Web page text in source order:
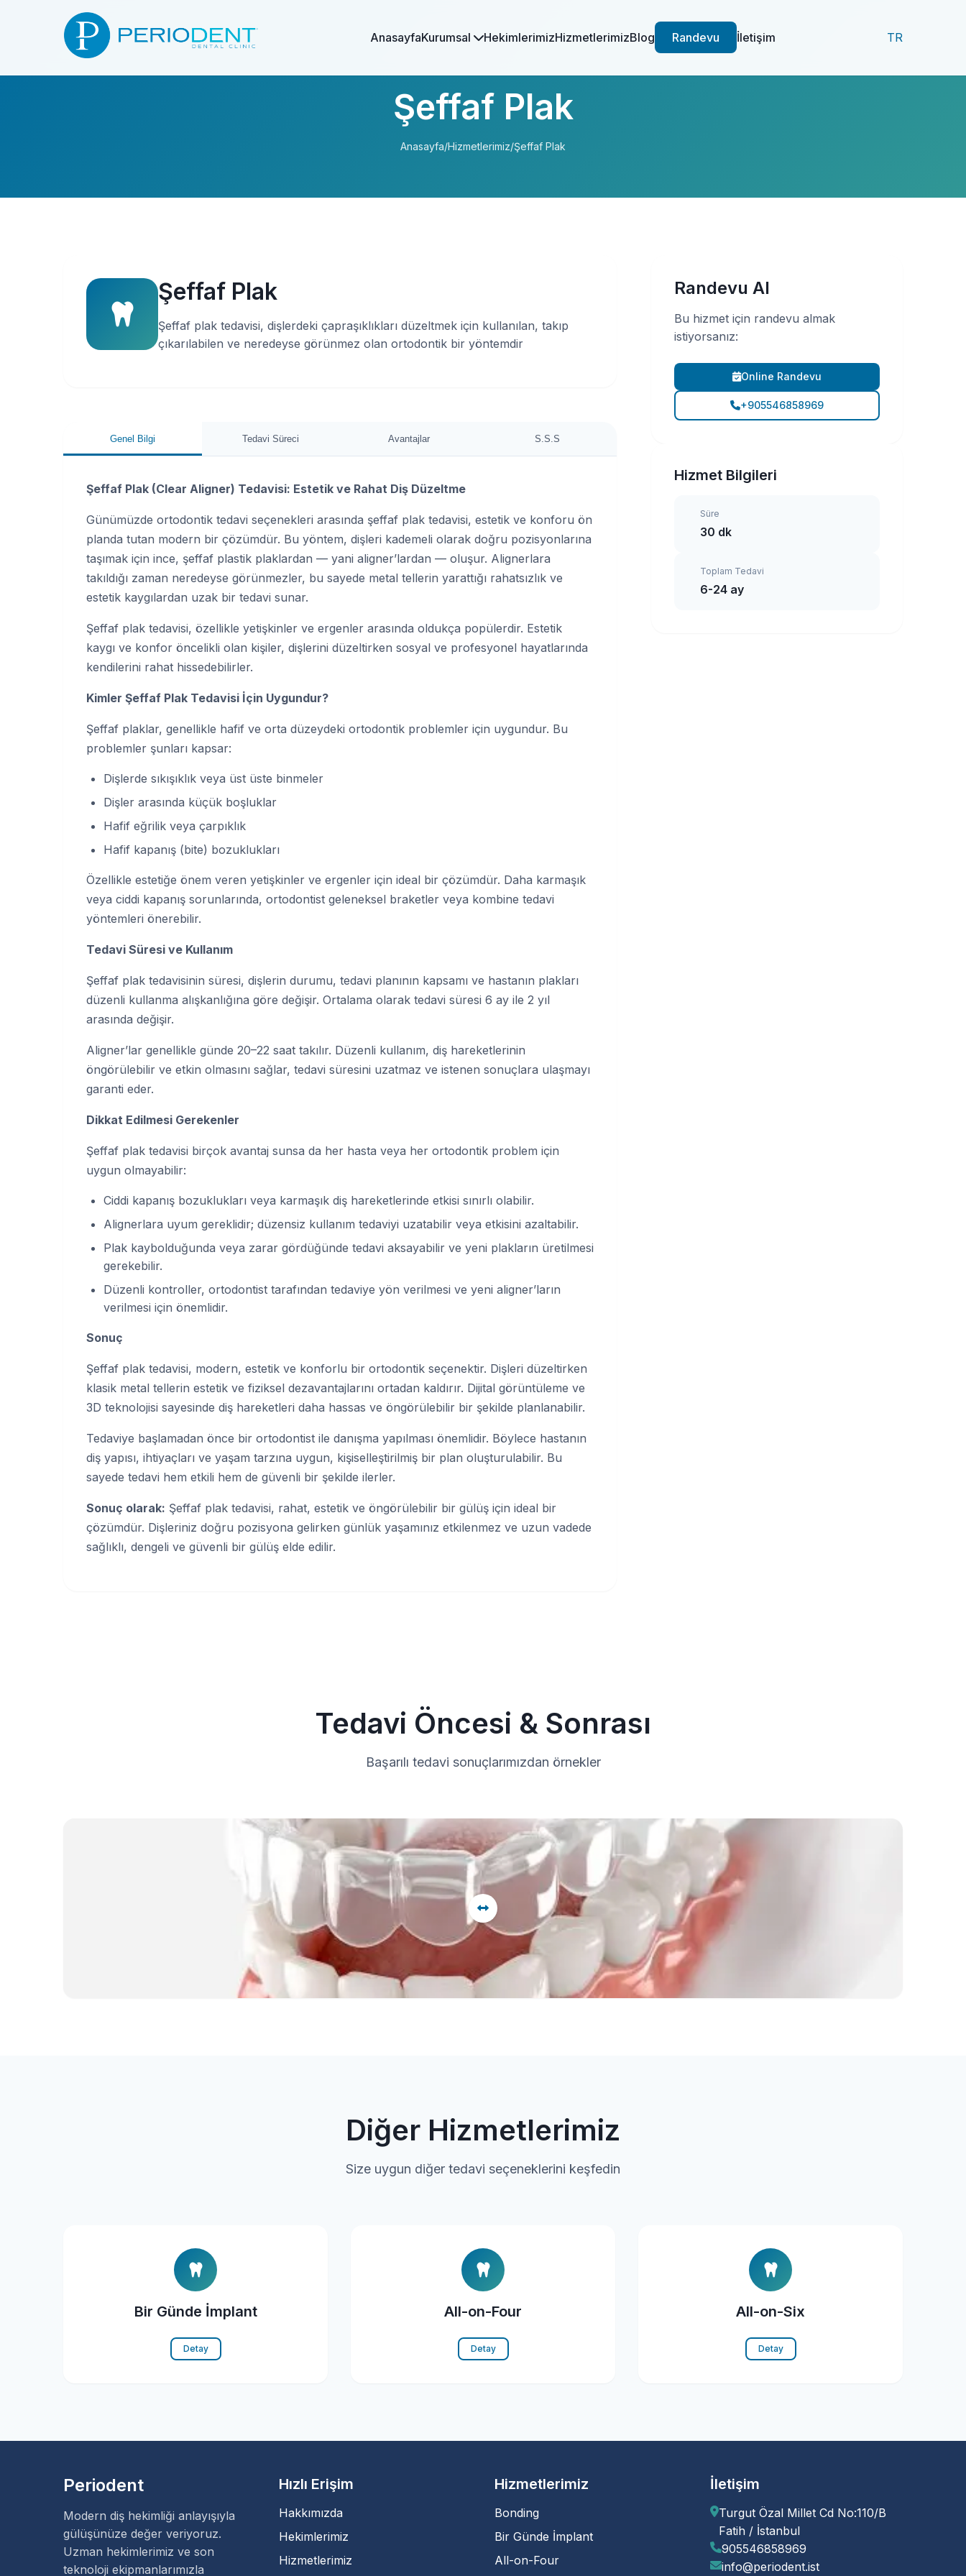
AnasayfaKurumsal HekimlerimizHizmetlerimizBlog Randevu İletişim TR
Şeffaf Plak
Anasayfa/Hizmetlerimiz/Şeffaf Plak
Şeffaf Plak
Şeffaf plak tedavisi, dişlerdeki çapraşıklıkları düzeltmek için kullanılan, takıp
çıkarılabilen ve neredeyse görünmez olan ortodontik bir yöntemdir
Genel Bilgi Tedavi Süreci Avantajlar S.S.S
Şeffaf Plak (Clear Aligner) Tedavisi: Estetik ve Rahat Diş Düzeltme
Günümüzde ortodontik tedavi seçenekleri arasında şeffaf plak tedavisi, estetik ve konforu ön
planda tutan modern bir çözümdür. Bu yöntem, dişleri kademeli olarak doğru pozisyonlarına
taşımak için ince, şeffaf plastik plaklardan — yani aligner’lardan — oluşur. Alignerlara
takıldığı zaman neredeyse görünmezler, bu sayede metal tellerin yarattığı rahatsızlık ve
estetik kaygılardan uzak bir tedavi sunar.
Şeffaf plak tedavisi, özellikle yetişkinler ve ergenler arasında oldukça popülerdir. Estetik
kaygı ve konfor öncelikli olan kişiler, dişlerini düzeltirken sosyal ve profesyonel hayatlarında
kendilerini rahat hissedebilirler.
Kimler Şeffaf Plak Tedavisi İçin Uygundur?
Şeffaf plaklar, genellikle hafif ve orta düzeydeki ortodontik problemler için uygundur. Bu
problemler şunları kapsar:
Dişlerde sıkışıklık veya üst üste binmeler
Dişler arasında küçük boşluklar
Hafif eğrilik veya çarpıklık
Hafif kapanış (bite) bozuklukları
Özellikle estetiğe önem veren yetişkinler ve ergenler için ideal bir çözümdür. Daha karmaşık
veya ciddi kapanış sorunlarında, ortodontist geleneksel braketler veya kombine tedavi
yöntemleri önerebilir.
Tedavi Süresi ve Kullanım
Şeffaf plak tedavisinin süresi, dişlerin durumu, tedavi planının kapsamı ve hastanın plakları
düzenli kullanma alışkanlığına göre değişir. Ortalama olarak tedavi süresi 6 ay ile 2 yıl
arasında değişir.
Aligner’lar genellikle günde 20–22 saat takılır. Düzenli kullanım, diş hareketlerinin
öngörülebilir ve etkin olmasını sağlar, tedavi süresini uzatmaz ve istenen sonuçlara ulaşmayı
garanti eder.
Dikkat Edilmesi Gerekenler
Şeffaf plak tedavisi birçok avantaj sunsa da her hasta veya her ortodontik problem için
uygun olmayabilir:
Ciddi kapanış bozuklukları veya karmaşık diş hareketlerinde etkisi sınırlı olabilir.
Alignerlara uyum gereklidir; düzensiz kullanım tedaviyi uzatabilir veya etkisini azaltabilir.
Plak kaybolduğunda veya zarar gördüğünde tedavi aksayabilir ve yeni plakların üretilmesi
gerekebilir.
Düzenli kontroller, ortodontist tarafından tedaviye yön verilmesi ve yeni aligner’ların
verilmesi için önemlidir.
Sonuç
Şeffaf plak tedavisi, modern, estetik ve konforlu bir ortodontik seçenektir. Dişleri düzeltirken
klasik metal tellerin estetik ve fiziksel dezavantajlarını ortadan kaldırır. Dijital görüntüleme ve
3D teknolojisi sayesinde diş hareketleri daha hassas ve öngörülebilir bir şekilde planlanabilir.
Tedaviye başlamadan önce bir ortodontist ile danışma yapılması önemlidir. Böylece hastanın
diş yapısı, ihtiyaçları ve yaşam tarzına uygun, kişiselleştirilmiş bir plan oluşturulabilir. Bu
sayede tedavi hem etkili hem de güvenli bir şekilde ilerler.
Sonuç olarak: Şeffaf plak tedavisi, rahat, estetik ve öngörülebilir bir gülüş için ideal bir
çözümdür. Dişleriniz doğru pozisyona gelirken günlük yaşamınız etkilenmez ve uzun vadede
sağlıklı, dengeli ve güvenli bir gülüş elde edilir.
Randevu Al
Bu hizmet için randevu almak
istiyorsanız:
Online Randevu
+905546858969
Hizmet Bilgileri
Süre
30 dk
Toplam Tedavi
6-24 ay
Tedavi Öncesi & Sonrası
Başarılı tedavi sonuçlarımızdan örnekler
Diğer Hizmetlerimiz
Size uygun diğer tedavi seçeneklerini keşfedin
Bir Günde İmplant
Detay
All-on-Four
Detay
All-on-Six
Detay
Periodent
Modern diş hekimliği anlayışıyla
gülüşünüze değer veriyoruz.
Uzman hekimlerimiz ve son
teknoloji ekipmanlarımızla
Hızlı Erişim
Hakkımızda
Hekimlerimiz
Hizmetlerimiz
Hizmetlerimiz
Bonding
Bir Günde İmplant
All-on-Four
İletişim
Turgut Özal Millet Cd No:110/B
Fatih / İstanbul
905546858969
info@periodent.ist